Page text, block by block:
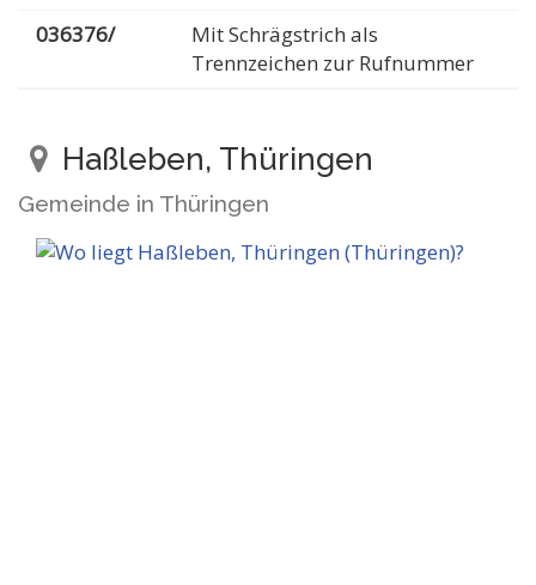
036376/
Mit Schrägstrich als
Trennzeichen zur Rufnummer
Haßleben, Thüringen
Gemeinde in Thüringen